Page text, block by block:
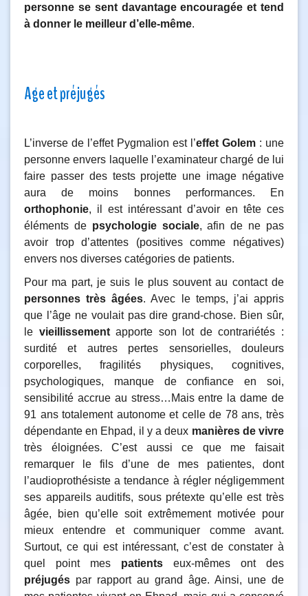
personne se sent davantage encouragée et tend
à donner le meilleur d’elle-même.
Age et préjugés
L’inverse de l’effet Pygmalion est l’effet Golem : une
personne envers laquelle l’examinateur chargé de lui
faire passer des tests projette une image négative
aura de moins bonnes performances. En
orthophonie, il est intéressant d’avoir en tête ces
éléments de psychologie sociale, afin de ne pas
avoir trop d’attentes (positives comme négatives)
envers nos diverses catégories de patients.
Pour ma part, je suis le plus souvent au contact de
personnes très âgées. Avec le temps, j’ai appris
que l’âge ne voulait pas dire grand-chose. Bien sûr,
le vieillissementapporte son lot de contrariétés :
surdité et autres pertes sensorielles, douleurs
corporelles, fragilités physiques, cognitives,
psychologiques, manque de confiance en soi,
sensibilité accrue au stress…Mais entre la dame de
91 ans totalement autonome et celle de 78 ans, très
dépendante en Ehpad, il y a deux manières de vivre
très éloignées. C’est aussi ce que me faisait
remarquer le fils d’une de mes patientes, dont
l’audioprothésiste a tendance à régler négligemment
ses appareils auditifs, sous prétexte qu’elle est très
âgée, bien qu’elle soit extrêmement motivée pour
mieux entendre et communiquer comme avant.
Surtout, ce qui est intéressant, c’est de constater à
quel point mes patients eux-mêmes ont des
préjugés par rapport au grand âge. Ainsi, une de